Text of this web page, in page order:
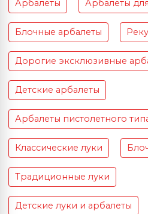
Арбалеты Арбалеты
Блочные арбалеты
Дорогие эксклюзивные
Детские арбалеты
Арбалеты пистолетного
Классические луки
Традиционные луки
Детские луки и арбалеты